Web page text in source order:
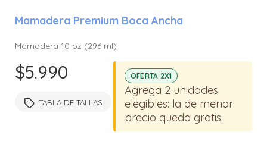
Mamadera Premium Boca Ancha
Mamadera 10 oz (296 ml)
$5.990
TABLA DE TALLAS
OFERTA 2X1
Agrega 2 unidades
elegibles: la de menor
precio queda gratis.